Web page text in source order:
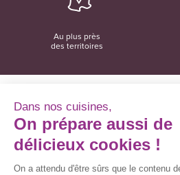
Au plus près
des territoires
12
Dans nos cuisines,
On prépare aussi de
délicieux cookies !
On a attendu d'être sûrs que le contenu